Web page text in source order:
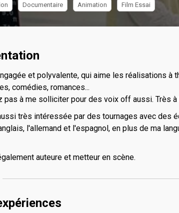
Documentaire Animation Film Essai
et polyvalente, qui aime les réalisations à
comédies, romances...
pas à me solliciter pour des voix off aussi. Très à
très intéressée par des tournages avec des
l'allemand et l'espagnol, en plus de ma
auteure et metteur en scène.
Wander (titre
provisoire)
Drame , Mar. 2022
1/2